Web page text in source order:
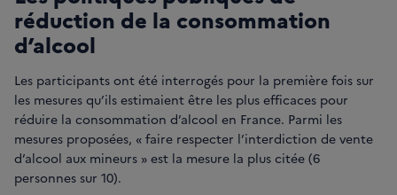
réduction de la consommation
d’alcool
Les participants ont été interrogés pour la première fois sur
les mesures qu’ils estimaient être les plus efficaces pour
réduire la consommation d’alcool en France. Parmi les
mesures proposées, « faire respecter l’interdiction de vente
d’alcool aux mineurs » est la mesure la plus citée (6
personnes sur 10).